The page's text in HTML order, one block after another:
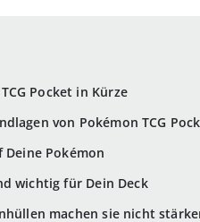
Pocket in Kürze
von Pokémon TCG
Pokémon
wichtig für Dein Deck
machen sie nicht